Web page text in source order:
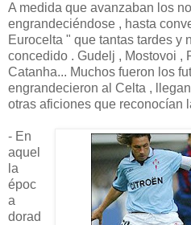
A medida que avanzaban los
engrandeciéndose , hasta
Eurocelta " que tantas tardes y
concedido . Gudelj , Mostovoi ,
Catanha... Muchos fueron los
engrandecieron al Celta ,
otras aficiones que reconocían
- En
aquel
la
époc
a
dorad